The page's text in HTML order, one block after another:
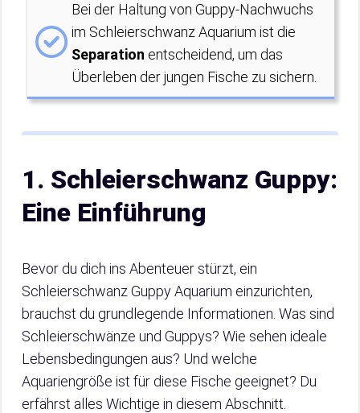
Bei der Haltung von Guppy-Nachwuchs
im Schleierschwanz Aquarium ist die
Separation entscheidend, um das
Überleben der jungen Fische zu sichern.
1. Schleierschwanz Guppy:
Eine Einführung
Bevor du dich ins Abenteuer stürzt, ein
Schleierschwanz Guppy Aquarium einzurichten,
brauchst du grundlegende Informationen. Was sind
Schleierschwänze und Guppys? Wie sehen ideale
Lebensbedingungen aus? Und welche
Aquariengröße ist für diese Fische geeignet? Du
erfährst alles Wichtige in diesem Abschnitt.